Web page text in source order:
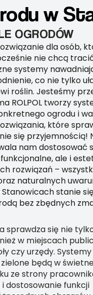
w
OGRODÓW
dla osób,
nie chcą
systemy
co nie tylko
roślin. Jesteśmy
ROLPOL tworzy
ogrodu i
które
się przyjemnością!
nam dostosować
ale i
rozwiązań –
naturalnych
stanie
bez zbędnych
sprawdza się nie
w miejscach
czy urzędy. Systemy
będą w
ze strony
dostosowanie funkcji